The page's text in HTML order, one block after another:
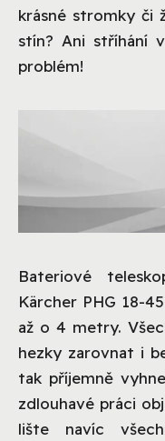
krásné stromky či
stín? Ani stříhání
problém!
Bateriové
Kärcher PHG 18-
až o 4 metry.
hezky zarovnat i
tak příjemně
zdlouhavé práci
lište navíc